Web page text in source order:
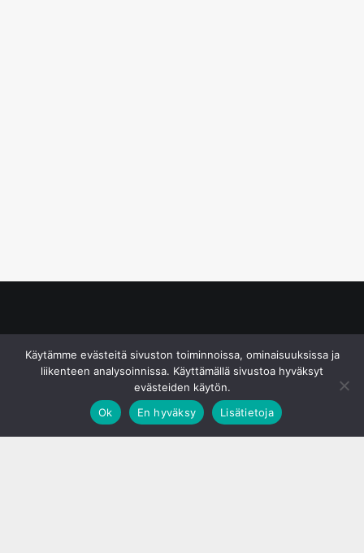
Käytämme evästeitä sivuston toiminnoissa, ominaisuuksissa ja
liikenteen analysoinnissa. Käyttämällä sivustoa hyväksyt
evästeiden käytön.
Ok
En hyväksy Lisätietoja